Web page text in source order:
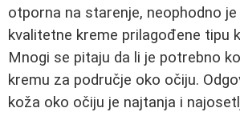
otporna na starenje, neophodno
kvalitetne kreme prilagođene tipu
Mnogi se pitaju da li je potrebno
kremu za područje oko očiju.
koža oko očiju je najtanja i